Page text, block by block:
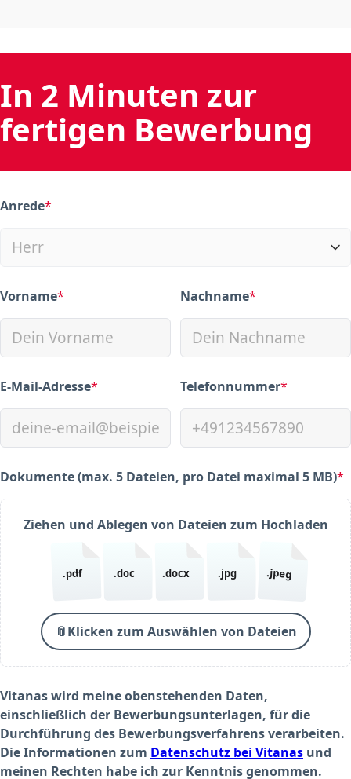
In 2 Minuten zur
fertigen Bewerbung
Anrede*
(required)
Vorname*
(required) Nachname*
(required)
E-Mail-Adresse*
(required) Telefonnummer*
(required)
Dokumente (max. 5 Dateien, pro Datei maximal 5 MB)*
(required)
Ziehen und Ablegen von Dateien zum Hochladen
.pdf .doc .docx .jpg .jpeg
📎Klicken zum Auswählen von Dateien
Vitanas wird meine obenstehenden Daten,
einschließlich der Bewerbungsunterlagen, für die
Durchführung des Bewerbungsverfahrens verarbeiten.
Die Informationen zum Datenschutz bei Vitanas und
meinen Rechten habe ich zur Kenntnis genommen.